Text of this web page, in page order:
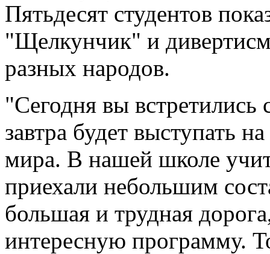
Пятьдесят студентов
"Щелкунчик" и
разных народов.
"Сегодня вы
завтра будет выступать
мира. В нашей школе
приехали небольшим
большая и трудная
интересную программу.